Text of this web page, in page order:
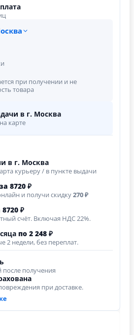
при получении и не
товара
в г. Москва
карте
в г. Москва
курьеру / в пункте выдачи
за 8720 ₽
и получи скидку270 ₽
8720 ₽
счёт. Включая НДС 22%.
по 2 248 ₽
2 недели, без переплат.
после получения
при доставке.